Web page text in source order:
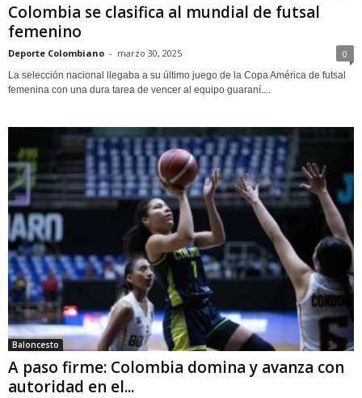
Colombia se clasifica al mundial de futsal
femenino
Deporte Colombiano - marzo 30, 2025 0
La selección nacional llegaba a su último juego de la Copa América de futsal
femenina con una dura tarea de vencer al equipo guaraní....
Baloncesto
A paso firme: Colombia domina y avanza con
autoridad en el...